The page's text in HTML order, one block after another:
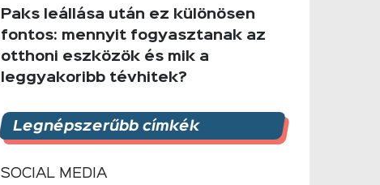
Paks leállása után ez különösen
fontos: mennyit fogyasztanak az
otthoni eszközök és mik a
leggyakoribb tévhitek?
Legnépszerűbb címkék
SOCIAL MEDIA